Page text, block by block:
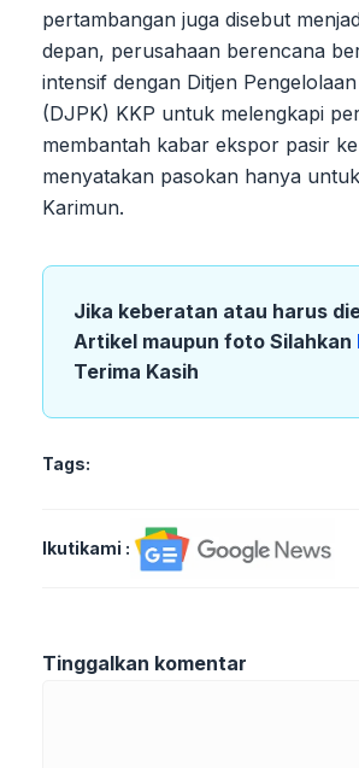
pertambangan juga disebut
depan, perusahaan berencana
intensif dengan Ditjen
(DJPK) KKP untuk melengkapi
membantah kabar ekspor pasir
menyatakan pasokan hanya
Karimun.
Jika keberatan atau harus
Artikel maupun foto Silahkan
Terima Kasih
Tags:
Ikutikami :
Tinggalkan komentar